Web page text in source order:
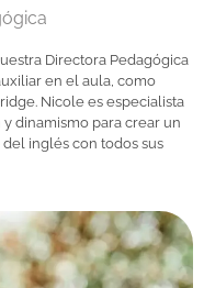
Directora Pedagógica
en el aula, como
Nicole es especialista
dinamismo para crear un
inglés con todos sus